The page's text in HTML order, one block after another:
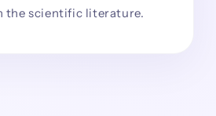
the scientific literature.